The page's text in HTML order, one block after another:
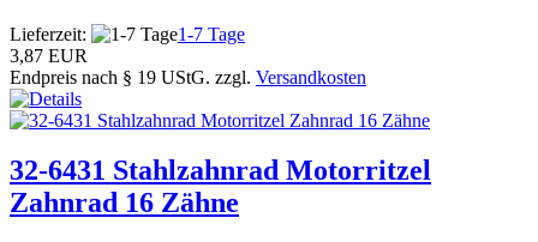
Lieferzeit:
1-7 Tage
3,87 EUR
Endpreis nach § 19 UStG. zzgl. Versandkosten
32-6431 Stahlzahnrad Motorritzel
Zahnrad 16 Zähne